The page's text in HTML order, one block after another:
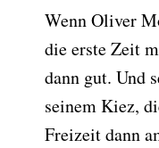
Wenn Oliver
die erste Zeit
dann gut. Und
seinem Kiez,
Freizeit dann